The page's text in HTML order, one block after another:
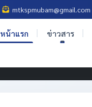
mtkspmubam@gmail.com
หน้าแรก ข่าวสาร